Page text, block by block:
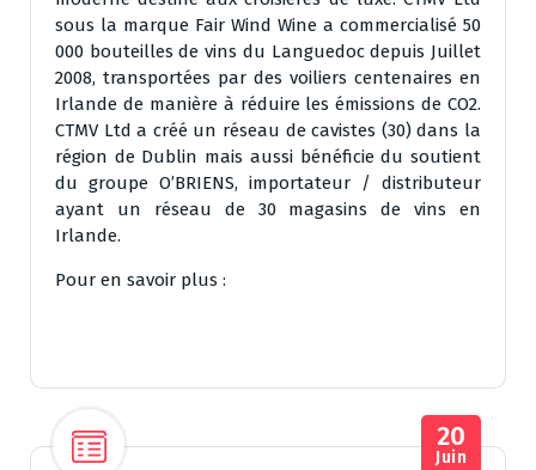
sous la marque Fair Wind Wine a commercialisé 50
000 bouteilles de vins du Languedoc depuis Juillet
2008, transportées par des voiliers centenaires en
Irlande de manière à réduire les émissions de CO2.
CTMV Ltd a créé un réseau de cavistes (30) dans la
région de Dublin mais aussi bénéficie du soutient
du groupe O’BRIENS, importateur / distributeur
ayant un réseau de 30 magasins de vins en
Irlande.
Pour en savoir plus :
20
Juin